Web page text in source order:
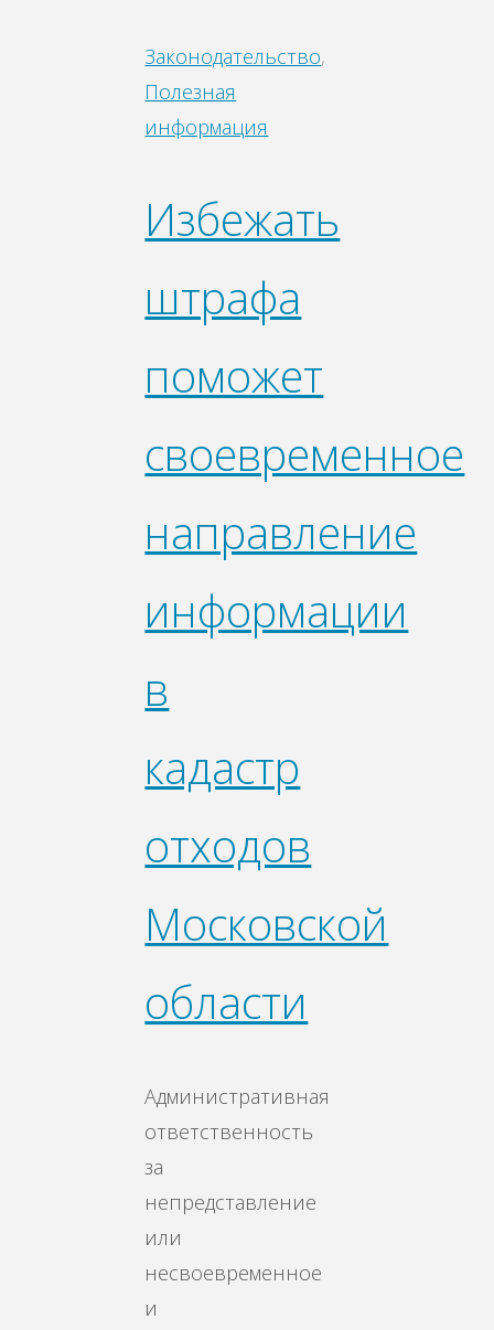
Законодательство,
Полезная
информация
Избежать
штрафа
поможет
своевременное
направление
информации
в
кадастр
отходов
Московской
области
Административная
ответственность
за
непредставление
или
несвоевременное
и